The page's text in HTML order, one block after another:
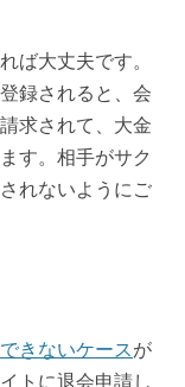
ば大丈夫です。
録されると、会
求されて、大金
す。相手がサク
れないようにご
きないケースが
トに退会申請し